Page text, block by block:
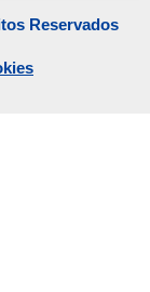
Reservados